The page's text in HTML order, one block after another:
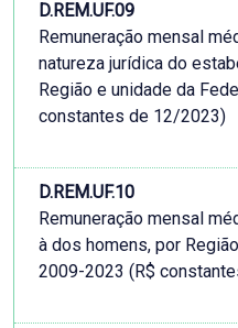
D.REM.UF.09
Remuneração mensal
natureza jurídica do
Região e unidade da
constantes de 12/2023)
D.REM.UF.10
Remuneração mensal
à dos homens, por
2009-2023 (R$